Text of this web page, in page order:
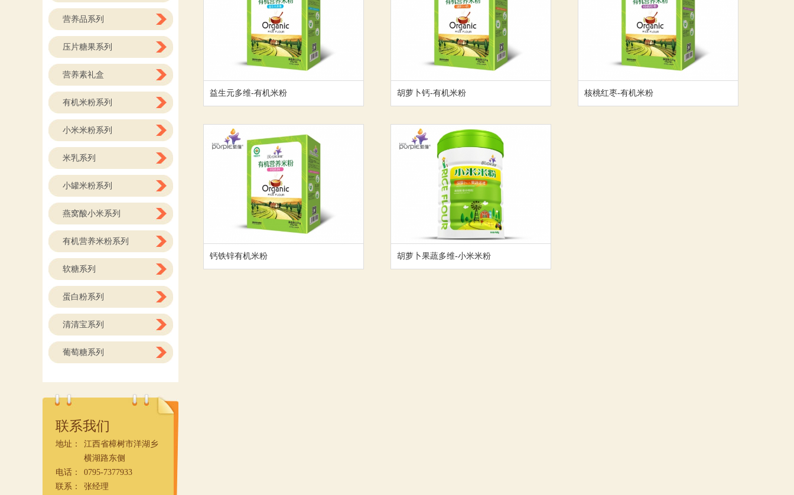
营养品系列
压片糖果系列
营养素礼盒
有机米粉系列
小米米粉系列
米乳系列
小罐米粉系列
燕窝酸小米系列
有机营养米粉系列
软糖系列
蛋白粉系列
清清宝系列
葡萄糖系列
联系我们
地址：
江西省樟树市洋湖乡
横湖路东侧
电话：
0795-7377933
联系：
张经理
益生元多维-有机米粉 胡萝卜钙-有机米粉 核桃红枣-有机米粉
钙铁锌有机米粉 胡萝卜果蔬多维-小米米粉